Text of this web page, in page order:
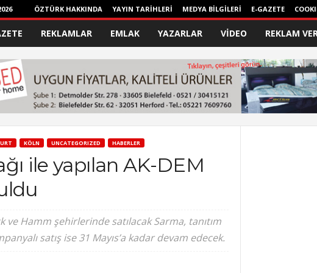
ÖZTÜRK HAKKINDA YAYIN TARİHLERİ MEDYA BİLGİLERİ E-GAZETE
REKLAMLAR EMLAK YAZARLAR VİDEO REKLAM
KÖLN UNCATEGORIZED HABERLER
ile yapılan AK-DEM
Hamm şehirlerinde satılacak Sarma, tanıtım
satış ise 31 Mayıs’a kadar devam edecek.